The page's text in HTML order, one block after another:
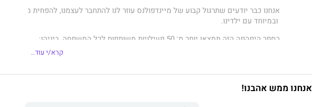
אנחנו כבר יודעים שתרגול קבוע של מיינדפולנס עוזר לנו להתחבר לעצמנו, להפחית מתחים
ובמיוחד עם ילדינו.
בספר היפהפה הזה תמצאו יותר מ־ 50 פעילויות משותפות לכל המשפחה, ביניהן:
- משחקי יצירה כיפיים
- תרגילי הקשבה, תנועה ומנוחה
קרא/י עוד..
אנחנו ממש אהבנו!